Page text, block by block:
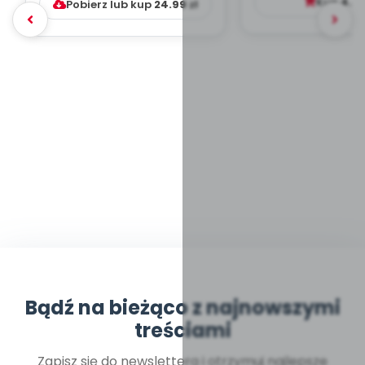
Pobierz lub kup 24.99 zł
Bądź na bieżąco z najnowszymi
treściami